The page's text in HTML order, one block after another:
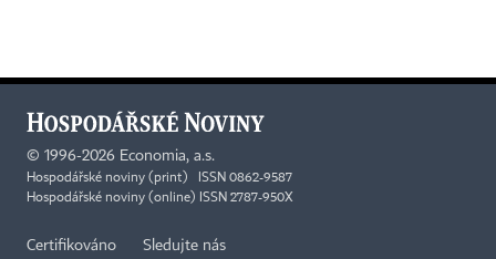
© 1996-2026 Economia, a.s.
Hospodářské noviny (print) ISSN 0862-9587
Hospodářské noviny (online) ISSN 2787-950X
Certifikováno Sledujte nás